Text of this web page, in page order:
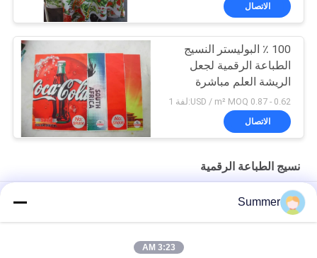
الاتصال
100 ٪ البوليستر النسيج
الطباعة الرقمية لجعل
الريشة العلم مباشرة
0.62 - 0.87 USD / m² MOQ:لفة 1
الاتصال
نسيج الطباعة الرقمية
التسامي المغلفة محبوك شبكة نسيج الطباعة الرقمية 130G / متر مربع
راية الطباعة الرقمية التسامي آلة الطباعة آلة الطباعة العلم
المنسوجات المنزلية التسامي الطباعة النسيج الرقمية النافثة للحبر لفة
Summer
3:23 AM